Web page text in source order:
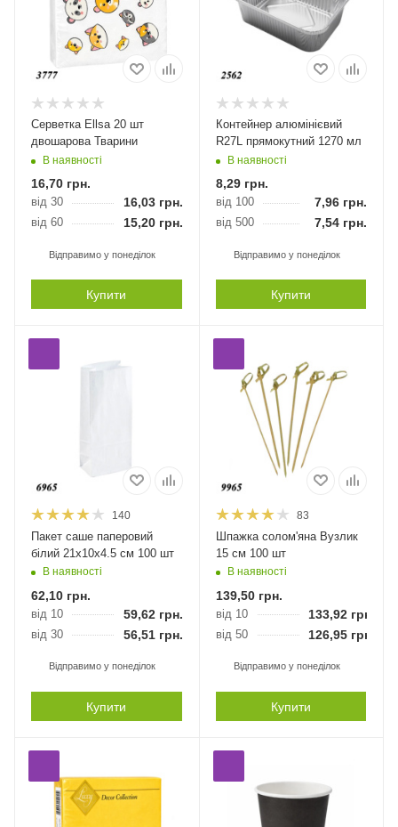
Серветка Ellsa 20 шт
двошарова Тварини
В наявності
16,70 грн.
від 30 16,03 грн.
від 60 15,20 грн.
Відправимо у понеділок
Купити
Контейнер алюмінієвий
R27L прямокутний 1270 мл
В наявності
8,29грн.
від 100 7,96 грн.
від 500 7,54 грн.
Відправимо у понеділок
Купити
140
Пакет саше паперовий
білий 21х10х4.5 см 100 шт
В наявності
62,10 грн.
від 10 59,62 грн.
від 30 56,51 грн.
Відправимо у понеділок
Купити
83
Шпажка солом'яна Вузлик
15 см 100 шт
В наявності
139,50грн.
від 10 133,92грн.
від 50 126,95грн.
Відправимо у понеділок
Купити